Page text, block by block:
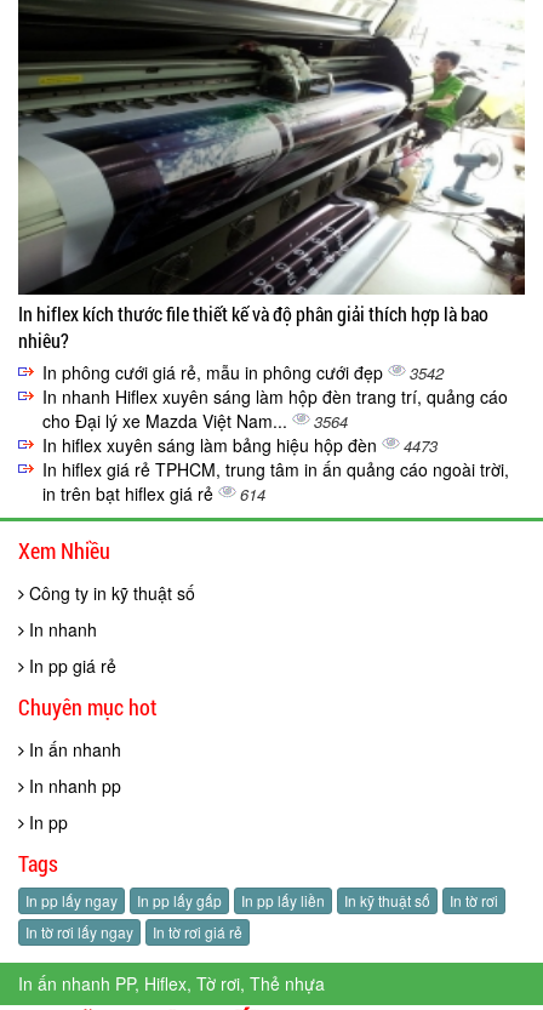
In hiflex kích thước file thiết kế và độ phân giải thích hợp là bao
nhiêu?
In phông cưới giá rẻ, mẫu in phông cưới đẹp 3542
In nhanh Hiflex xuyên sáng làm hộp đèn trang trí, quảng cáo
cho Đại lý xe Mazda Việt Nam...
3564
In hiflex xuyên sáng làm bảng hiệu hộp đèn 4473
In hiflex giá rẻ TPHCM, trung tâm in ấn quảng cáo ngoài trời,
in trên bạt hiflex giá rẻ
614
Xem Nhiều
Công ty in kỹ thuật số
In nhanh
In pp giá rẻ
Chuyên mục hot
In ấn nhanh
In nhanh pp
In pp
Tags
In pp lấy ngay In pp lấy gấp In pp lấy liền In kỹ thuật số
In tờ rơi
In tờ rơi lấy ngay
In tờ rơi giá rẻ
In ấn nhanh PP, Hiflex, Tờ rơi, Thẻ nhựa